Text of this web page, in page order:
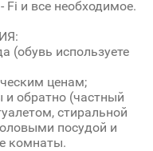
Fi и все необходимое.
(обувь используете
ценам;
обратно (частный
стиральной
посудой и
комнаты.